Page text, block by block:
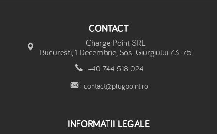
CONTACT
Charge Point SRL
Bucuresti, 1 Decembrie, Sos. Giurgiului 73-75
+40 744 518 024
contact@plugpoint.ro
INFORMATII LEGALE